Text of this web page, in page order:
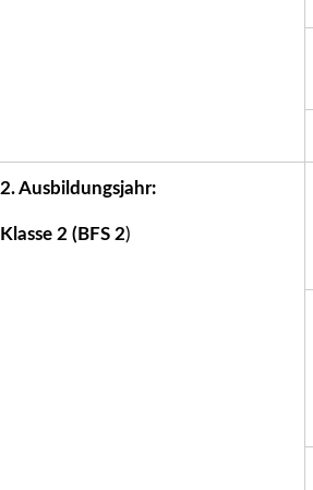
2. Ausbildungsjahr:
Klasse 2 (BFS 2)